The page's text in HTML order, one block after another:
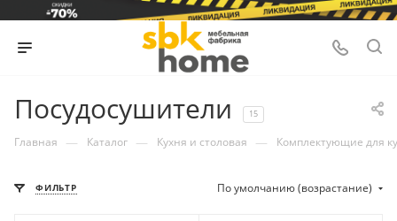
Посудосушители 15
Главная — Каталог — Кухня и столовая — Комплектующие для
ФИЛЬТР По умолчанию (возрастание)